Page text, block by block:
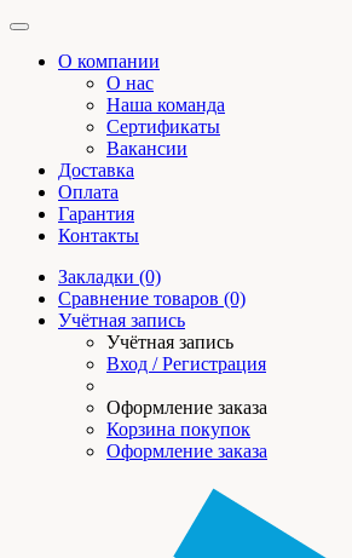
О компании
О нас
Наша команда
Сертификаты
Вакансии
Доставка
Оплата
Гарантия
Контакты
Закладки (0)
Сравнение товаров (0)
Учётная запись
Учётная запись
Вход / Регистрация
Оформление заказа
Корзина покупок
Оформление заказа